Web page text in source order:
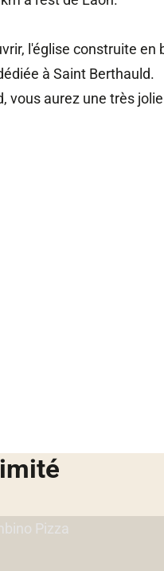
l'église construite en
à Saint Berthauld.
vous aurez une très
page au carnet de
Pizza, © Droits gérés